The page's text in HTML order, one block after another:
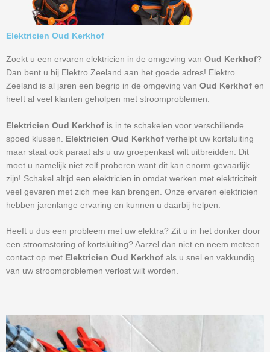
Elektricien Oud Kerkhof
Zoekt u een ervaren elektricien in de omgeving van Oud Kerkhof?
Dan bent u bij Elektro Zeeland aan het goede adres! Elektro
Zeeland is al jaren een begrip in de omgeving van Oud Kerkhof en
heeft al veel klanten geholpen met stroomproblemen.
Elektricien Oud Kerkhof is in te schakelen voor verschillende
spoed klussen. Elektricien Oud Kerkhof verhelpt uw kortsluiting
maar staat ook paraat als u uw groepenkast wilt uitbreidden. Dit
moet u namelijk niet zelf proberen want dit kan enorm gevaarlijk
zijn! Schakel altijd een elektricien in omdat werken met elektriciteit
veel gevaren met zich mee kan brengen. Onze ervaren elektricien
hebben jarenlange ervaring en kunnen u daarbij helpen.
Heeft u dus een probleem met uw elektra? Zit u in het donker door
een stroomstoring of kortsluiting? Aarzel dan niet en neem meteen
contact op met Elektricien Oud Kerkhof als u snel en vakkundig
van uw stroomproblemen verlost wilt worden.